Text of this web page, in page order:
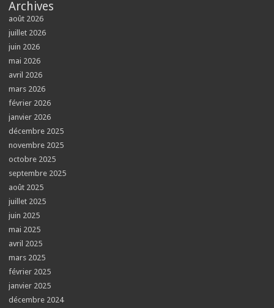
Archives
août 2026
juillet 2026
juin 2026
mai 2026
avril 2026
mars 2026
février 2026
janvier 2026
décembre 2025
novembre 2025
octobre 2025
septembre 2025
août 2025
juillet 2025
juin 2025
mai 2025
avril 2025
mars 2025
février 2025
janvier 2025
décembre 2024